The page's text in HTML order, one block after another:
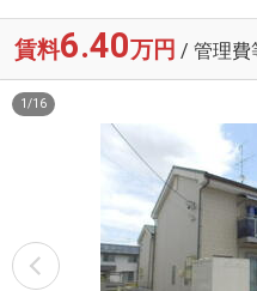
賃料6.40万円 / 管理費
1 /16